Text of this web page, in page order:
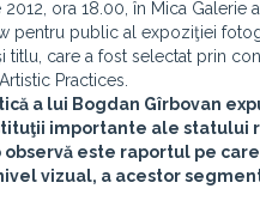
ora 18.00, în Mica Galerie a
pentru public al expoziţiei
titlu, care a fost selectat prin
Practices.
a lui Bogdan Gîrbovan
importante ale statului
observă este raportul pe
vizual, a acestor